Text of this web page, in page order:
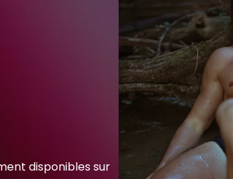
disponibles sur